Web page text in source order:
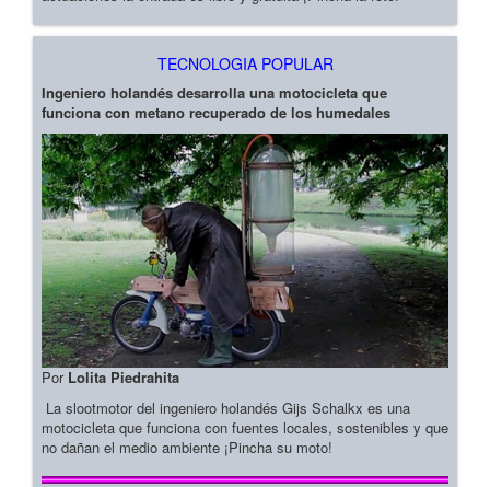
TECNOLOGIA POPULAR
Ingeniero holandés desarrolla una motocicleta que
funciona con metano recuperado de los humedales
Por Lolita Piedrahita
La slootmotor del ingeniero holandés Gijs Schalkx es una
motocicleta que funciona con fuentes locales, sostenibles y que
no dañan el medio ambiente ¡Pincha su moto!